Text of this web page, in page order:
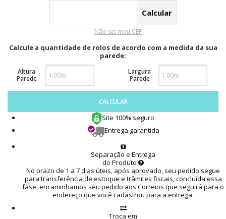
Não sei meu CEP
Calcule a quantidade de rolos de acordo com a medida da sua
parede:
Altura
Parede
Largura
Parede
CALCULAR
Site 100% seguro
Entrega garantida
Separação e Entrega
do Produto
No prazo de 1 a 7 dias úteis, após aprovado, seu pedido segue
para transferência de estoque e trâmites fiscais, concluída essa
fase, encaminhamos seu pedido aos Correios que seguirá para o
endereço que você cadastrou para a entrega.
Troca em